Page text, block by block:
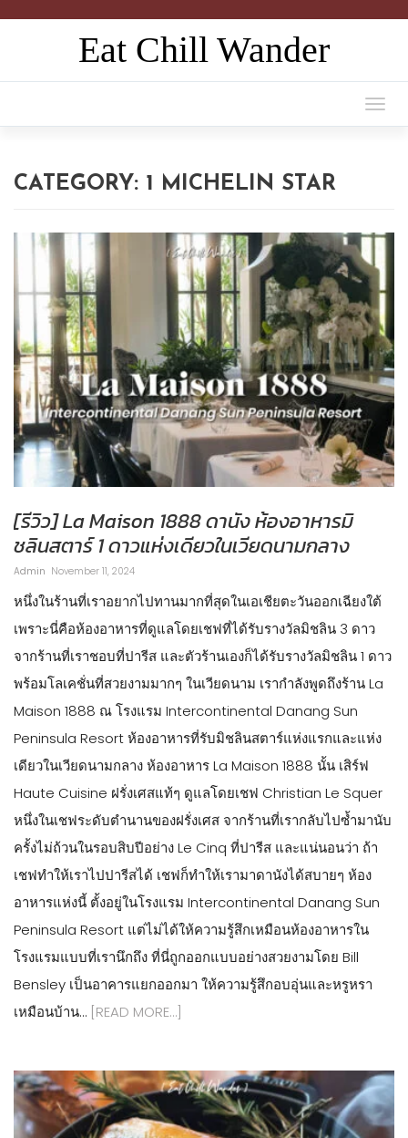
Eat Chill Wander
CATEGORY: 1 MICHELIN STAR
[รีวิว] La Maison 1888 ดานัง ห้องอาหารมิ
ชลินสตาร์ 1 ดาวแห่งเดียวในเวียดนามกลาง
Admin November 11, 2024
หนึ่งในร้านที่เราอยากไปทานมากที่สุดในเอเชียตะวันออกเฉียงใต้
เพราะนี่คือห้องอาหารที่ดูแลโดยเชฟที่ได้รับรางวัลมิชลิน 3 ดาว
จากร้านที่เราชอบที่ปารีส และตัวร้านเองก็ได้รับรางวัลมิชลิน 1 ดาว
พร้อมโลเคชั่นที่สวยงามมากๆ ในเวียดนาม เรากำลังพูดถึงร้าน La
Maison 1888 ณ โรงแรม Intercontinental Danang Sun
Peninsula Resort ห้องอาหารที่รับมิชลินสตาร์แห่งแรกและแห่ง
เดียวในเวียดนามกลาง ห้องอาหาร La Maison 1888 นั้น เสิร์ฟ
Haute Cuisine ฝรั่งเศสแท้ๆ ดูแลโดยเชฟ Christian Le Squer
หนึ่งในเชฟระดับตำนานของฝรั่งเศส จากร้านที่เรากลับไปซ้ำมานับ
ครั้งไม่ถ้วนในรอบสิบปีอย่าง Le Cinq ที่ปารีส และแน่นอนว่า ถ้า
เชฟทำให้เราไปปารีสได้ เชฟก็ทำให้เรามาดานังได้สบายๆ ห้อง
อาหารแห่งนี้ ตั้งอยู่ในโรงแรม Intercontinental Danang Sun
Peninsula Resort แต่ไม่ได้ให้ความรู้สึกเหมือนห้องอาหารใน
โรงแรมแบบที่เรานึกถึง ที่นี่ถูกออกแบบอย่างสวยงามโดย Bill
Bensley เป็นอาคารแยกออกมา ให้ความรู้สึกอบอุ่นและหรูหรา
เหมือนบ้าน… [READ MORE…]